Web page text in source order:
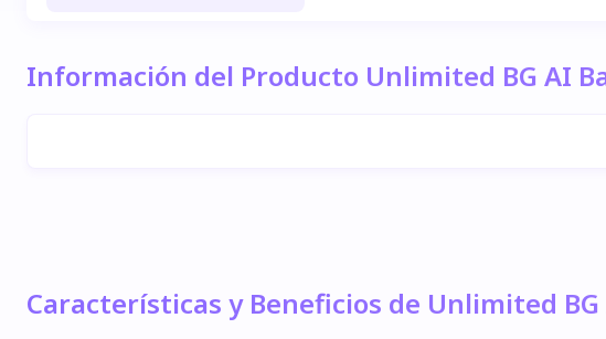
Información del Producto Unlimited BG AI
Características y Beneficios de Unlimited